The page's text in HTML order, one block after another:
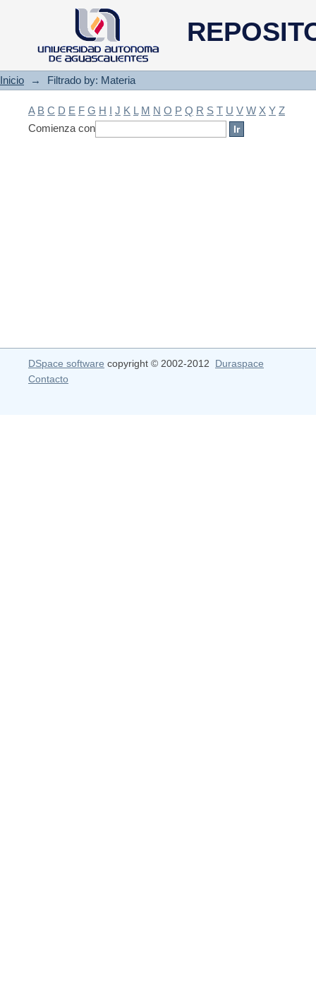
Filtrado by: Materia
Inicio → Filtrado by: Materia
A B C D E F G H I J K L M N O P Q R S T U V W X Y Z
Comienza con
DSpace software copyright © 2002-2012 Duraspace
Contacto